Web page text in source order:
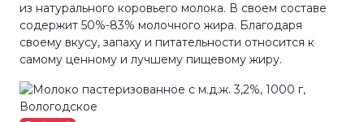
из натурального коровьего молока. В своем составе
содержит 50%-83% молочного жира. Благодаря
своему вкусу, запаху и питательности относится к
самому ценному и лучшему пищевому жиру.